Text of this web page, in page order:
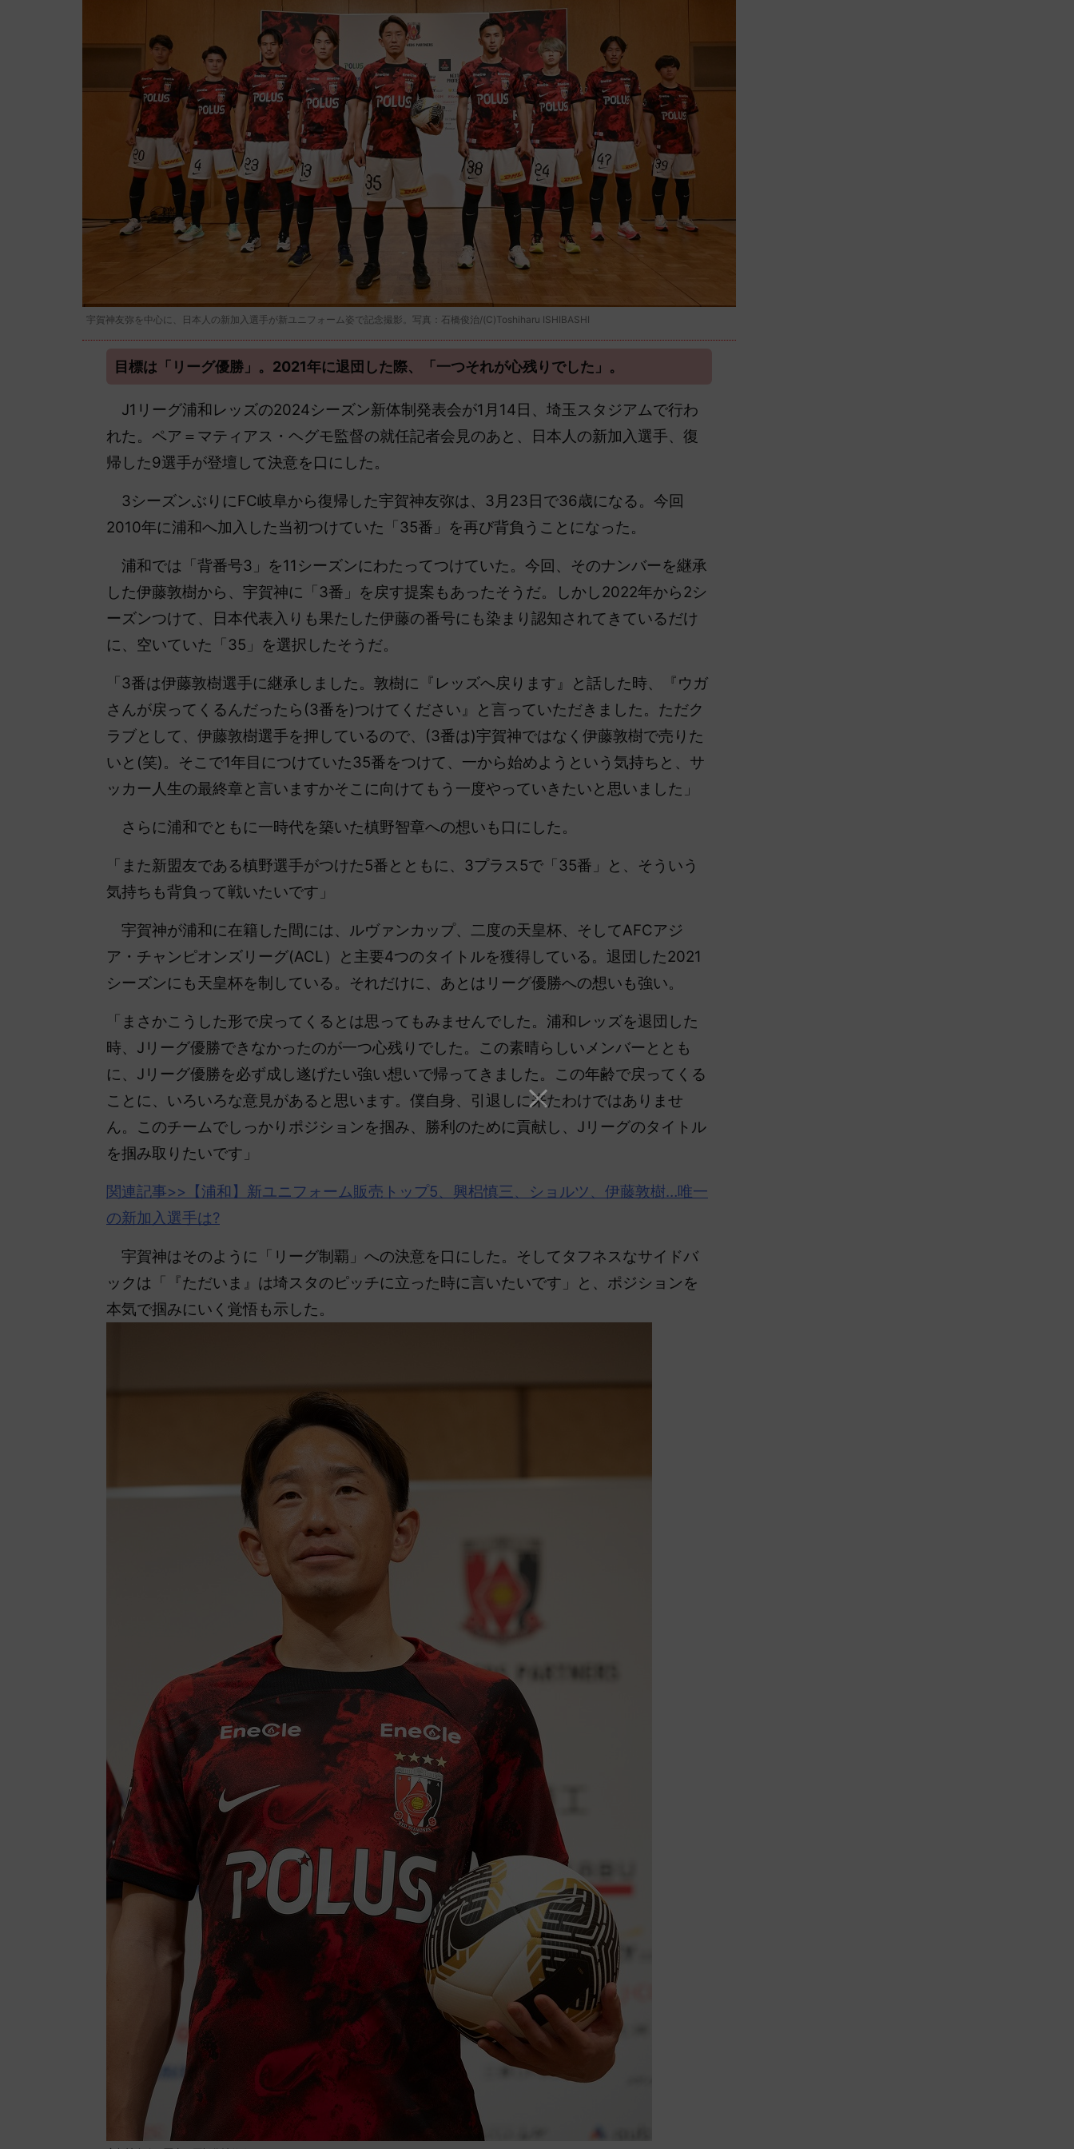
宇賀神友弥を中心に、日本人の新加入選手が新ユニフォーム姿で記念撮影。写真：石橋俊治/(C)Toshiharu ISHIBASHI
目標は「リーグ優勝」。2021年に退団した際、「一つそれが心残りでした」。
J1リーグ浦和レッズの2024シーズン新体制発表会が1月14日、埼玉スタジアムで行わ
れた。ペア＝マティアス・ヘグモ監督の就任記者会見のあと、日本人の新加入選手、復
帰した9選手が登壇して決意を口にした。
3シーズンぶりにFC岐阜から復帰した宇賀神友弥は、3月23日で36歳になる。 今回
2010年に浦和へ加入した当初つけていた 「35番」を再び背負うことになった。
浦和では「背番号3」を11シーズンにわたってつけていた。今回、そのナンバーを継承
した伊藤敦樹から、宇賀神に「3番」を戻す提案もあったそうだ。しかし2022年から2シ
ーズンつけて、日本代表入りも果たした伊藤の番号にも染まり認知されてきているだけ
に、空いていた「35」を選択したそうだ。
「3番は伊藤敦樹選手に継承しました。敦樹に『レッズへ戻ります』と話した時、『ウガ
さんが戻ってくるんだったら(3番を)つけてください』と言っていただきました。ただク
ラブとして、伊藤敦樹選手を押しているので、(3番は)宇賀神ではなく伊藤敦樹で売りた
いと(笑)。そこで1年目につけていた35番をつけて、一から始めようという気持ちと、サ
ッカー人生の最終章と言いますかそこに向けてもう一度やっていきたいと思いました」
さらに浦和でともに一時代を築いた槙野智章への想いも口にした。
「また新盟友である槙野選手がつけた5番とともに、3プラス5で「35番」と、そういう
気持ちも背負って戦いたいです」
宇賀神が浦和に在籍した間には、ルヴァンカップ、二度の天皇杯、そしてAFCアジ
ア・チャンピオンズリーグ(ACL）と主要4つのタイトルを獲得している。退団した2021
シーズンにも天皇杯を制している。それだけに、あとはリーグ優勝への想いも強い。
「まさかこうした形で戻ってくるとは思ってもみませんでした。浦和レッズを退団した
時、Jリーグ優勝できなかったのが一つ心残りでした。この素晴らしいメンバーととも
に、Jリーグ優勝を必ず成し遂げたい強い想いで帰ってきました。この年齢で戻ってくる
ことに、いろいろな意見があると思います。僕自身、引退しに来たわけではありませ
ん。このチームでしっかりポジションを掴み、勝利のために貢献し、Jリーグのタイトル
を掴み取りたいです」
関連記事>>【浦和 】新ユニフォーム販売トップ5、興梠慎三、ショルツ、伊藤敦樹…唯一
の新加入選手は?
宇賀神はそのように「リーグ制覇」への決意を口にした。そしてタフネスなサイドバ
ックは「『ただいま』は埼スタのピッチに立った時に言いたいです」と、ポジションを
本気で掴みにいく覚悟も示した。